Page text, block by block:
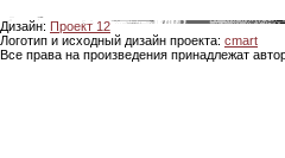
Дизайн: Проект 12
Логотип и исходный дизайн проекта: cmart
Все права на произведения принадлежат